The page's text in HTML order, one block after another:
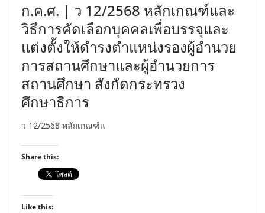
ก.ค.ศ. | ว 12/2568 หลักเกณฑ์และ
วิธีการคัดเลือกบุคคลเพื่อบรรจุและ
แต่งตั้งให้ดำรงตำแหน่งรองผู้อำนวย
การสถานศึกษาและผู้อำนวยการ
สถานศึกษา สังกัดกระทรวง
ศึกษาธิการ
ว 12/2568 หลักเกณฑ์แ
Share this:
Like this: